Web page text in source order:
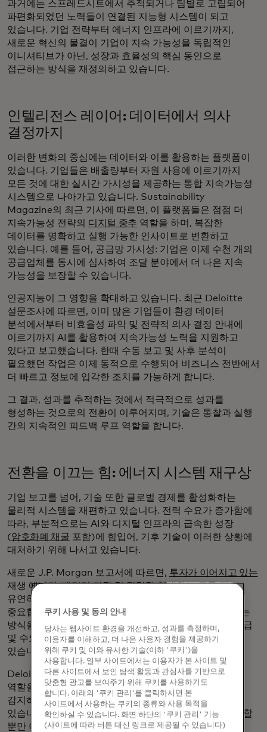
과거에는 스프레드시트에서 추적되거나 팀별로 고립되어
파편화되었던 노력들이 연결된 지능형 시스템이 되고
있습니다. 기업 전략부터 에너지 인프라에 이르기까지,
새로운 혁신의 물결이 기업이 지속 가능성을 독립적인
이니셔티브가 아닌, 성장과 효율성의 핵심 동인으로
접근하는 방식을 재정의하고 있습니다.
인텔리전스 레이어: 데이터에서 의사
결정까지
이러한 변화의 중심에는 데이터와 이를 활용하는 플랫폼이
있습니다. 기업들은 배출량부터 자원 사용에 이르기까지
모든 것에 대한 실시간 가시성을 제공하는 통합 지속가능성
시스템으로 나아가고 있습니다. Sustainability
Magazine의 최근 기사에 따르면, 이 플랫폼들은 점점 더
지속가능성 전략의 디지털 중추 역할을 하며, 복잡한
데이터를 명확하고 실행 가능한 인사이트로 변환하고
있습니다. 예를 들어, 공급망 가시성: 기업은 이제 수천 개의
공급업체를 동시에 심사하여 조달 분야에서 더 나은 지속
가능성을 보장할 수 있습니다.
인공지능이 그 영향을 확대하고 있습니다. 최근 Deloitte
설문조사에 따르면, 이미 많은 기업들이 환경 데이터
분석에서부터 비효율성 파악 및 전략적 의사 결정 안내에
이르기까지 AI를 활용하여 지속가능성 노력을 지원하고
있다고 보고했습니다. 한때 수동 보고 및 사후 분석이
필요했던 작업은 이제 동적으로 수행되어 비즈니스 전반에서
더 빠르고 정보에 입각한 조치를 가능하게 합니다.
그 결과, 성과를 추적하는 것에서 적극적으로 성과를
형성하는 것으로의 전환이 이루어지며, 기술은 통찰과 실행
간의 지속적인 피드백 루프 역할을 합니다.
전환을 이끄는 힘: 에너지 시스템 재구상
기업 보고를 넘어, 기술 또한 글로벌 경제를 활성화하는
물리적 시스템을 재편하고 있습니다. 전력 수요가 증가함에
따라, 부분적으로는 AI와 디지털 인프라의 급속한 성장
(암호화폐 채굴 포함)에 힘입어, 기후 기술이 이러한 상황에
대처하기 위해 나서고 있습니다.
새로운 J.P. Morgan 보고서에 따르면, 투자가 이어지고 있는
재생 에너지, 배터리 저장 및 전력망 현대화는 모두 더
유연하고 탄력적인 에너지 시스템을 구축하는 데 매우
중요합니다. 차세대 배터리는 에너지를 저장하고 활용하는
방식을 개선하고 있으며, 현대화된 그리드는 변동하는 공급
및 수요를 더 효과적으로 처리할 수 있도록 준비되어
있습니다.
Deloitte 조사에 따르면, AI는 여기에서도 점차 중요한
역할을 하여 운영자가 수요를 예측하고, 이상 징후를
감지하며, 실시간으로 에너지 사용을 최적화하도록 돕고
있습니다. 이러한 기술들은 재생 에너지로의 전환을 지원할
뿐만 아니라, 에너지 시스템을 더 스마트하고 적응력이
쿠키 사용 및 동의 안내
당사는 웹사이트 환경을 개선하고, 성과를 측정하며,
이용자를 이해하고, 더 나은 사용자 경험을 제공하기
위해 쿠키 및 이와 유사한 기술(이하 '쿠키')을
사용합니다. 일부 사이트에서는 이용자가 본 사이트 및
다른 사이트에서 보인 탐색 활동과 관심사를 기반으로
맞춤형 광고를 보여주기 위해 쿠키를 사용하기도
합니다. 아래의 '쿠키 관리'를 클릭하시면 본
사이트에서 사용하는 쿠키의 종류와 사용 목적을
확인하실 수 있습니다. 화면 하단의 '쿠키 관리' 기능
(사이트에 따라 버튼 대신 링크로 제공될 수 있습니다)